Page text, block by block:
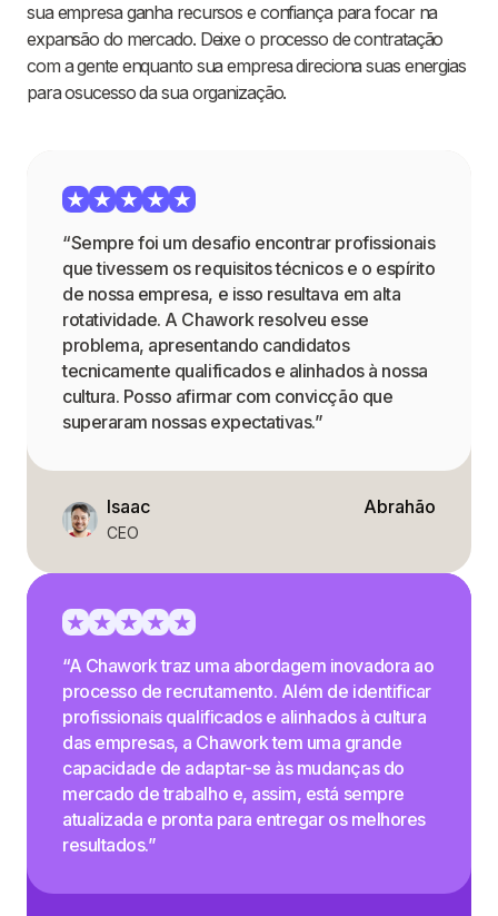
sua empresa ganha recursos e confiança para focar na
expansão do mercado. Deixe o processo de contratação
com a gente enquanto sua empresa direciona suas energias
para osucesso da sua organização.
“Sempre foi um desafio encontrar profissionais
que tivessem os requisitos técnicos e o espírito
de nossa empresa, e isso resultava em alta
rotatividade. A Chawork resolveu esse
problema, apresentando candidatos
tecnicamente qualificados e alinhados à nossa
cultura. Posso afirmar com convicção que
superaram nossas expectativas.”
Isaac
CEO
Abrahão
“A Chawork traz uma abordagem inovadora ao
processo de recrutamento. Além de identificar
profissionais qualificados e alinhados à cultura
das empresas, a Chawork tem uma grande
capacidade de adaptar-se às mudanças do
mercado de trabalho e, assim, está sempre
atualizada e pronta para entregar os melhores
resultados.”